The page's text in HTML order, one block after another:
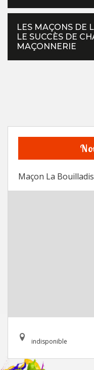
LES MAÇONS DE
LE SUCCÈS DE
MAÇONNERIE
Maçon La
indisponible